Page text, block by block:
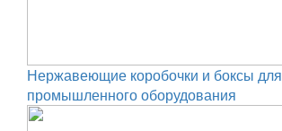
Нержавеющие коробочки и боксы для
промышленного оборудования